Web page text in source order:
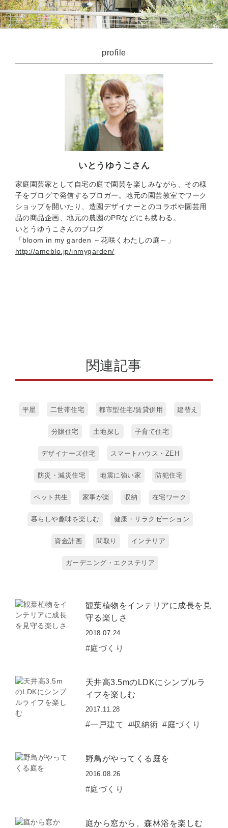
profile
いとうゆうこさん
家庭園芸家として自宅の庭で園芸を楽しみながら、その様
子をブログで発信するブロガー。地元の園芸教室でワーク
ショップを開いたり、造園デザイナーとのコラボや園芸用
品の商品企画、地元の農園のPRなどにも携わる。
いとうゆうこさんのブログ
「bloom in my garden ～花咲くわたしの庭～」
http://ameblo.jp/inmygarden/
関連記事
平屋 二世帯住宅 都市型住宅/賃貸併用 建替え
分譲住宅 土地探し 子育て住宅
デザイナーズ住宅 スマートハウス・ZEH
防災・減災住宅 地震に強い家 防犯住宅
ペット共生 家事が楽 収納 在宅ワーク
暮らしや趣味を楽しむ 健康・リラクゼーション
資金計画 間取り インテリア
ガーデニング・エクステリア
観葉植物をインテリアに成長を見
守る楽しさ
2018.07.24
#庭づくり
天井高3.5mのLDKにシンプルラ
イフを楽しむ
2017.11.28
#一戸建て #収納術 #庭づくり
野鳥がやってくる庭を
2016.08.26
#庭づくり
庭から窓から、森林浴を楽しむ